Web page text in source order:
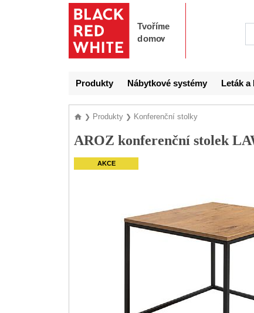
Produkty Nábytkové systémy Leták a
❯ Produkty ❯ Konferenční stolky
AROZ konferenční stolek
AKCE